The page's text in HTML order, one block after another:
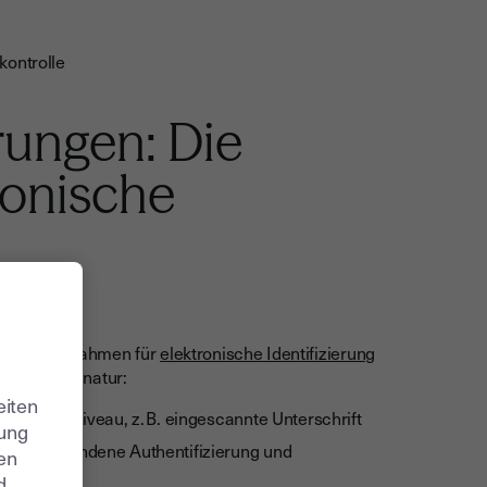
Die
Rechtsrahmen fürelektronische Identifizierung
Signatur:
z. B. eingescannte Unterschrift
Authentifizierung und